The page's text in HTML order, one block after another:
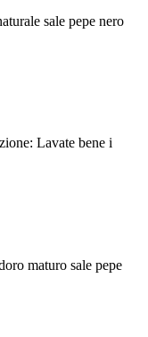
sale pepe nero
Lavate bene i
maturo sale pepe